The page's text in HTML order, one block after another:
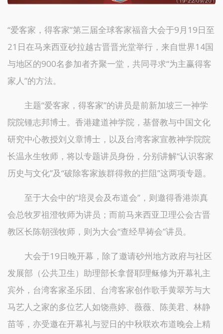
“爱客家，得客家”第三届全球客家福音大会于9月19日至
21日在马来西亚砂拉越古晋晋光堂举行，来自世界14国
与地区的900名参加者齐聚一堂，共同寻求“为主赢得客
家人”的方法。
主题“爱客家，得客家”的讲员是前新加坡三一神学
院院锺志邦博士。香港建道神学院，基督教与中国文化
研究中心教授刘义章博士，以及台湾客家宣教神学院院
长温永生牧师，将以专题讲员身份，分别讲解“认识客家
历史与文化”及“破除客家族群得救的拦阻”这两项专题。
至于大会中的“培灵会及布道会”，则邀得香港崇真
会总牧罗祖澄牧师为讲员；而前马来西亚卫理公会古晋
教区长陈朝强牧师，则为大会“查经早祷会”讲员。
大会于19日晚开幕，除了邀请砂州地方政府与社区
发展部（公共卫生）助理部长拿督耶理稣修为开幕礼主
宾外，台湾客家圣乐团、台湾客家创作歌手黄翠芳与大
马艺人之家的多位艺人如饶燕婷、薇薇、陈美君、林静
苗等，亦受邀在开幕礼与翌日的中秋联欢布道晚会上精